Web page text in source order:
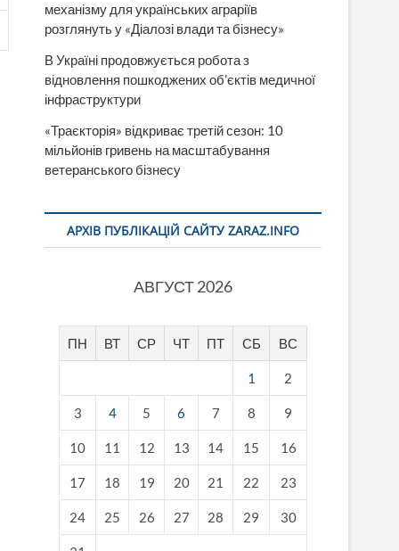
механізму для українських аграріїв
розглянуть у «Діалозі влади та бізнесу»
В Україні продовжується робота з
відновлення пошкоджених об’єктів медичної
інфраструктури
«Траєкторія» відкриває третій сезон: 10
мільйонів гривень на масштабування
ветеранського бізнесу
АРХІВ ПУБЛІКАЦІЙ САЙТУ ZARAZ.INFO
АВГУСТ 2026
ПН ВТ СР ЧТ ПТ СБ ВС
1 2
3 4 5 6 7 8 9
10 11 12 13 14 15 16
17 18 19 20 21 22 23
24 25 26 27 28 29 30